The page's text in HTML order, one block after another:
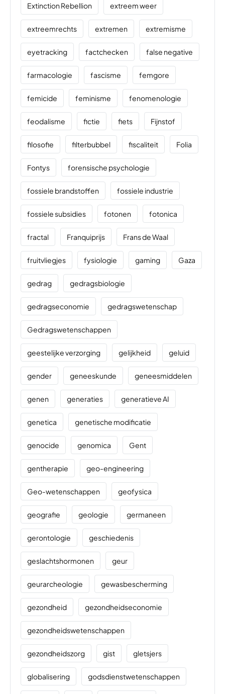
Extinction Rebellion extreem weer
extreemrechts extremen extremisme
eyetracking factchecken false negative
farmacologie fascisme femgore
femicide feminisme fenomenologie
feodalisme fictie fiets Fijnstof
filosofie filterbubbel fiscaliteit Folia
Fontys forensische psychologie
fossiele brandstoffen fossiele industrie
fossiele subsidies fotonen fotonica
fractal Franquiprijs Frans de Waal
fruitvliegjes fysiologie gaming Gaza
gedrag gedragsbiologie
gedragseconomie gedragswetenschap
Gedragswetenschappen
geestelijke verzorging gelijkheid geluid
gender geneeskunde geneesmiddelen
genen generaties generatieve AI
genetica genetische modificatie
genocide genomica Gent
gentherapie geo-engineering
Geo-wetenschappen geofysica
geografie geologie germaneen
gerontologie geschiedenis
geslachtshormonen geur
geurarcheologie gewasbescherming
gezondheid gezondheidseconomie
gezondheidswetenschappen
gezondheidszorg gist gletsjers
globalisering godsdienstwetenschappen